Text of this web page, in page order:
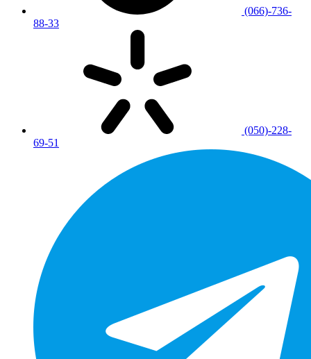
(066)-736-
88-33
(050)-228-
69-51